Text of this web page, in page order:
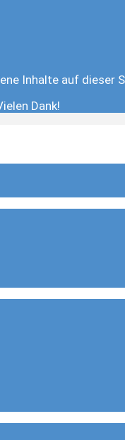
Inhalte auf dieser
Dank!